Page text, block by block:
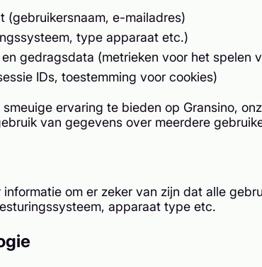
(gebruikersnaam, e-mailadres)
type apparaat etc.)
gedragsdata (metrieken voor het spelen
IDs, toestemming voor cookies)
ervaring te bieden op Gransino,
van gegevens over meerdere
om er zeker van zijn dat alle
apparaat type etc.